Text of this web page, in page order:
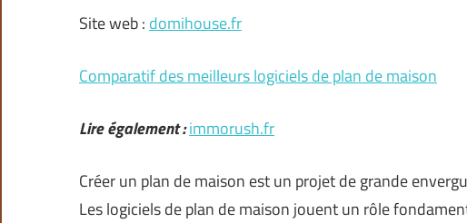
Site web : domihouse.fr
Comparatif des meilleurs logiciels de plan de maison
Lire également :immorush.fr
Créer un plan de maison est un projet de grande
Les logiciels de plan de maison jouent un rôle